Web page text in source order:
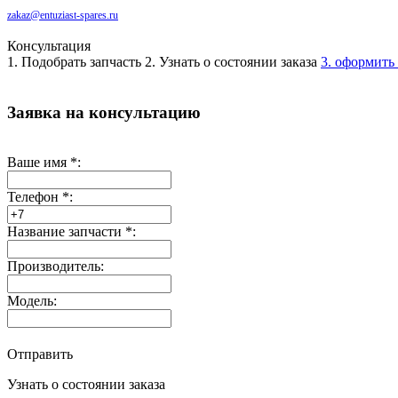
zakaz@entuziast-spares.ru
Консультация
1. Подобрать запчасть 2. Узнать о состоянии заказа 3. оформить
Заявка на консультацию
Ваше имя *:
Телефон *:
Название запчасти *:
Производитель:
Модель:
Отправить
Узнать о состоянии заказа